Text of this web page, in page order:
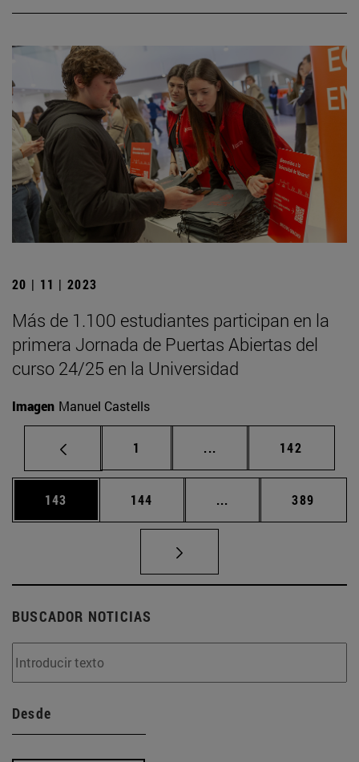
20 | 11 | 2023
Más de 1.100 estudiantes participan en la
primera Jornada de Puertas Abiertas del
curso 24/25 en la Universidad
Imagen Manuel Castells
Página
1 ... Páginas intermedias
Página
142
Página
143 Página
144 ... Páginas intermedias
Página
389
BUSCADOR NOTICIAS
Desde